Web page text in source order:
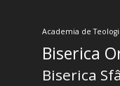
Academia de
Biserica
Biserica